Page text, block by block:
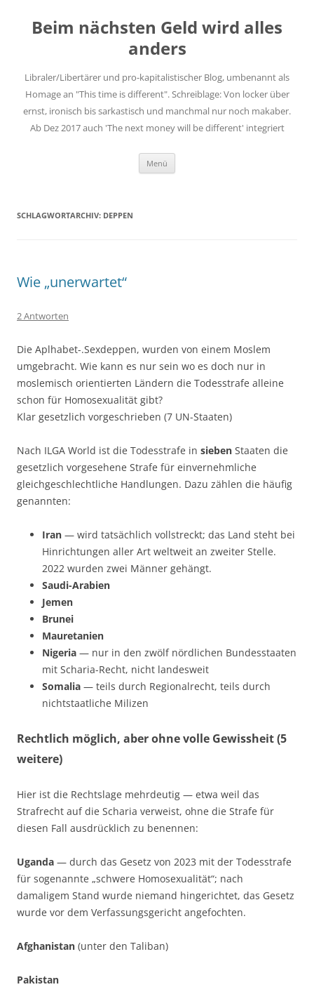
springen
Beim nächsten Geld wird alles
anders
Libraler/Libertärer und pro-kapitalistischer Blog, umbenannt als
Homage an "This time is different". Schreiblage: Von locker über
ernst, ironisch bis sarkastisch und manchmal nur noch makaber.
Ab Dez 2017 auch 'The next money will be different' integriert
Menü
SCHLAGWORTARCHIV: DEPPEN
Wie „unerwartet“
2 Antworten
Die Aplhabet-.Sexdeppen, wurden von einem Moslem
umgebracht. Wie kann es nur sein wo es doch nur in
moslemisch orientierten Ländern die Todesstrafe alleine
schon für Homosexualität gibt?
Klar gesetzlich vorgeschrieben (7 UN-Staaten)
Nach ILGA World ist die Todesstrafe in sieben Staaten die
gesetzlich vorgesehene Strafe für einvernehmliche
gleichgeschlechtliche Handlungen. Dazu zählen die häufig
genannten:
Iran — wird tatsächlich vollstreckt; das Land steht bei
Hinrichtungen aller Art weltweit an zweiter Stelle.
2022 wurden zwei Männer gehängt.
Saudi-Arabien
Jemen
Brunei
Mauretanien
Nigeria — nur in den zwölf nördlichen Bundesstaaten
mit Scharia-Recht, nicht landesweit
Somalia — teils durch Regionalrecht, teils durch
nichtstaatliche Milizen
Rechtlich möglich, aber ohne volle Gewissheit (5
weitere)
Hier ist die Rechtslage mehrdeutig — etwa weil das
Strafrecht auf die Scharia verweist, ohne die Strafe für
diesen Fall ausdrücklich zu benennen:
Uganda — durch das Gesetz von 2023 mit der Todesstrafe
für sogenannte „schwere Homosexualität“; nach
damaligem Stand wurde niemand hingerichtet, das Gesetz
wurde vor dem Verfassungsgericht angefochten.
Afghanistan (unter den Taliban)
Pakistan